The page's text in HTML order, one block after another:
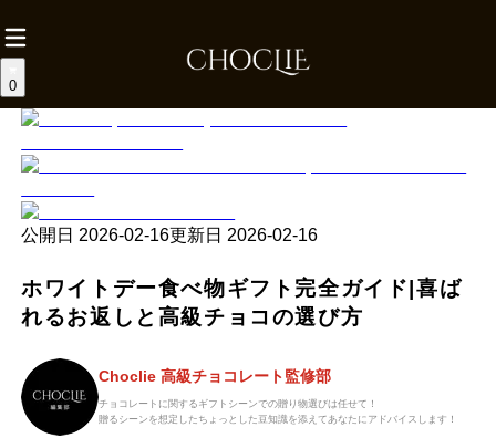
0
公開日 2026-02-16更新日 2026-02-16
ホワイトデー食べ物ギフト完全ガイド|喜ば
れるお返しと高級チョコの選び方
Choclie 高級チョコレート監修部
チョコレートに関するギフトシーンでの贈り物選びは任せて！
贈るシーンを想定したちょっとした豆知識を添えてあなたにアドバイスします！